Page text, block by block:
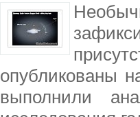
опубликованы
выполнили